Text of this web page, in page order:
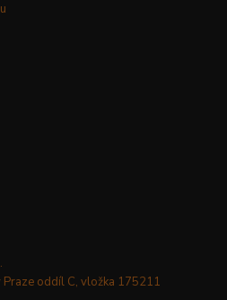
oddíl C, vložka 175211